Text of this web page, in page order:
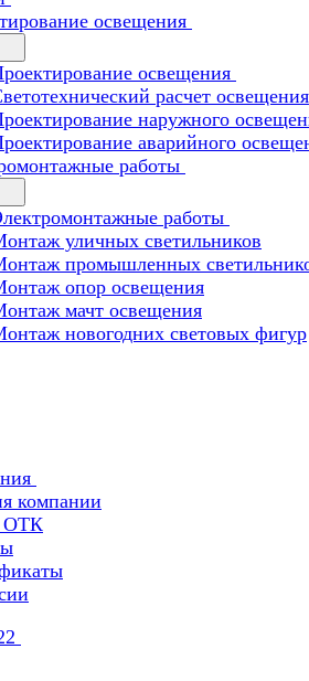
освещения
освещения
расчет освещения
наружного
аварийного
работы
работы
уличных светильников
промышленных
опор освещения
мачт освещения
новогодних световых фигур
компании
ОТК